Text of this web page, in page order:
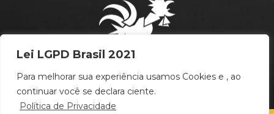
Lei LGPD Brasil 2021
Para melhorar sua experiência usamos Cookies e , ao
continuar você se declara ciente.
Política de Privacidade